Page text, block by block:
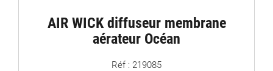
AIR WICK diffuseur membrane
aérateur Océan
Réf : 219085